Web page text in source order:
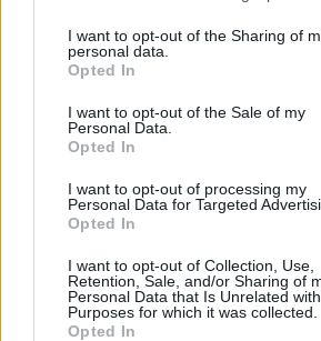
I want to opt-out of the Sharing of
personal data.
Opted In
I want to opt-out of the Sale of my
Personal Data.
Opted In
I want to opt-out of processing my
Personal Data for Targeted
Opted In
I want to opt-out of Collection, Use,
Retention, Sale, and/or Sharing of
Personal Data that Is Unrelated
Purposes for which it was collected.
Opted In
Visp eggehvitene stive. Tilsett